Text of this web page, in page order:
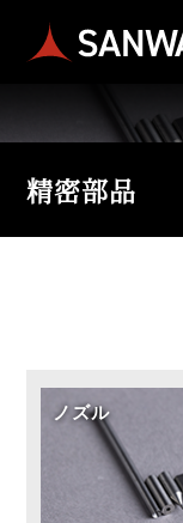
精密部品
ノズル